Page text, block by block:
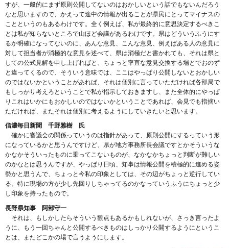
すが、一般的にまず原則公開してないのはおかしいという話でもないんだろう
なと思いますので、かえって途中の情報が出ることが県民にとってマイナスの
ことというのもあるわけです。全く例えば、私が最終的に意思決定するべきこ
とは私が知らないところで山ほど会議があるわけです。県はどういうふうにす
るか明確になってないのに、あんな意見、こんな意見、例えばある人の意見に
対して担当者が消極的な意見を述べて、県は消極だと書かれても、それは県と
しての公式見解を申し上げればと、ちょっと率直な意見交換する場とでおのず
と違ってくるので、そういう意味では、ここはやっぱり公開しないとおかしい
のではないかということがあれば、それは個別に言っていただければ各部局で
もしっかり考えろということで私が指示しておきますし、また全体的にやっぱ
りこれはいかにもおかしいのではないかということであれば、会見でも指摘い
ただければ、またそれは個別に考えるようにしていきたいと思います。
信濃毎日新聞 千野雅樹 氏
確かに審議会の関係っていうのは指針があって、原則公開にするっていう形
になっているかと思うんですけど、県が地方事務所長会議ですとかそういうな
かなかそういったものに乗ってこないものが、なかなかちょっと判断が難しい
のかなとは思うんですが、やっぱり日頃、知事は情報公開を積極的に進める姿
勢かと思うんで、ちょっと今私の印象としては、その辺がちょっと逆行してい
る。特に現場の方が少し先回りしちゃってるのかなっていうふうにちょっと少
し印象を持ったもので。
長野県知事 阿部守一
それは、もしかしたらそういう観点もあるかもしれないが、さっき言ったよ
うに、もう一回ちゃんと公開するべきものはしっかり公開するようにというこ
とは、またどこかの場で言うようにします。